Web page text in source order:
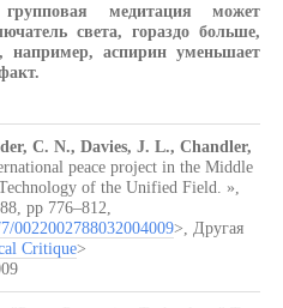
медитация может
света, гораздо больше,
например, аспирин уменьшает
C. N., Davies, J. L., Chandler,
peace project in the Middle
of the Unified Field. »
pp 776–812
0022002788032004009>, Другая
Critique>